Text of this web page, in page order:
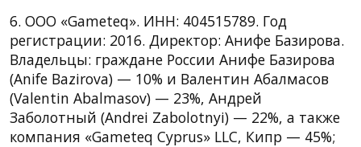
6. ООО «Gameteq». ИНН: 404515789. Год
регистрации: 2016. Директор: Анифе Базирова.
Владельцы: граждане России Анифе Базирова
(Anife Bazirova) — 10% и Валентин Абалмасов
(Valentin Abalmasov) — 23%, Андрей
Заболотный (Andrei Zabolotnyi) — 22%, а также
компания «Gameteq Cyprus» LLC, Кипр — 45%;